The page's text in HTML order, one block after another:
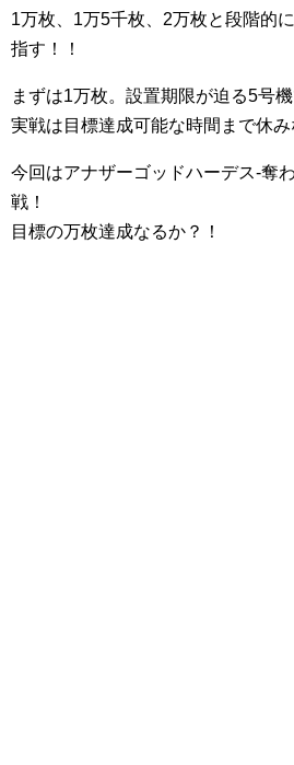
1万枚、1万5千枚、2万枚と段階的
指す！！
まずは1万枚。設置期限が迫る5号機
実戦は目標達成可能な時間まで休み
今回はアナザーゴッドハーデス‐奪
戦！
目標の万枚達成なるか？！